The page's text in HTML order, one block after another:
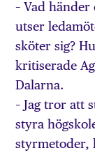
– Vad
utser
sköter sig?
kritiserade
Dalarna.
– Jag tror att
styra
styrmetoder,